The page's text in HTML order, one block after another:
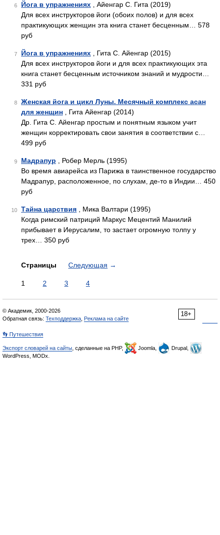
6 Йога в упражнениях , Айенгар С. Гита (2019)
Для всех инструкторов йоги (обоих полов) и для всех
практикующих женщин эта книга станет бесценным… 578
руб
7 Йога в упражнениях , Гита С. Айенгар (2015)
Для всех инструкторов йоги и для всех практикующих эта
книга станет бесценным источником знаний и мудрости…
331 руб
8
Женская йога и цикл Луны. Месячный комплекс асан
для женщин , Гита Айенгар (2014)
Др. Гита С. Айенгар простым и понятным языком учит
женщин корректировать свои занятия в соответствии с…
499 руб
9 Мадрапур , Робер Мерль (1995)
Во время авиарейса из Парижа в таинственное государство
Мадрапур, расположенное, по слухам, де-то в Индии… 450
руб
10 Тайна царствия , Мика Валтари (1995)
Когда римский патриций Маркус Мецентий Манилий
прибывает в Иерусалим, то застает огромную толпу у
трех… 350 руб
Страницы Следующая →
1 2 3 4
18+
© Академик, 2000-2026
Обратная связь: Техподдержка Реклама на сайте
👣 Путешествия
Экспорт словарей на сайты , сделанные на PHP, Joomla,
Drupal,
WordPress, MODx.